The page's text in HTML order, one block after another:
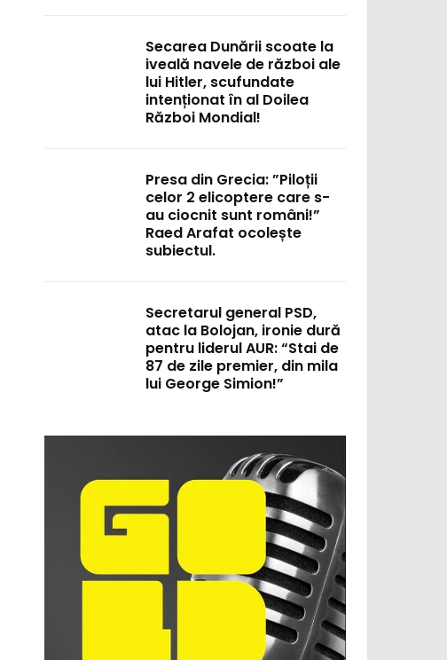
Secarea Dunării scoate la
iveală navele de război ale
lui Hitler, scufundate
intenționat în al Doilea
Război Mondial!
Presa din Grecia: ”Piloții
celor 2 elicoptere care s-
au ciocnit sunt români!”
Raed Arafat ocolește
subiectul.
Secretarul general PSD,
atac la Bolojan, ironie dură
pentru liderul AUR: “Stai de
87 de zile premier, din mila
lui George Simion!”